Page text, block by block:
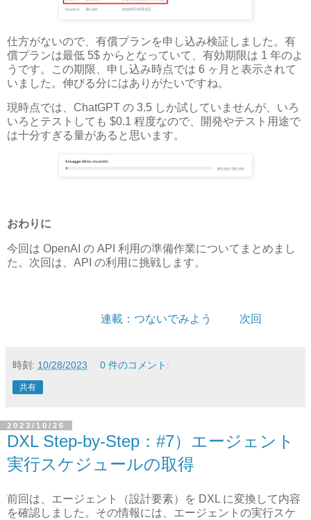
仕方がないので、有償プランを申し込み検証しました。有
償プランは最低 5$ からとなっていて、有効期限は 1 年のよ
うです。この期限、申し込み時点では 6 ヶ月と表示されて
いました。伸びる分にはありがたいですね。
現時点では、ChatGPT の 3.5 しか試していませんが、いろ
いろとテストしても $0.1 程度なので、開発やテスト用途で
は十分すぎる量があると思います。
おわりに
今回は OpenAI の API 利用の準備作業についてまとめまし
た。次回は、API の利用に挑戦します。
連載：つないでみよう 次回
時刻: 10/28/2023 0 件のコメント:
共有
2023/10/26
DXL Step-by-Step：#7）エージェント
実行スケジュールの取得
前回は、エージェント（設計要素）を DXL に変換して内容
を確認しました。その情報には、エージェントの実行スケ